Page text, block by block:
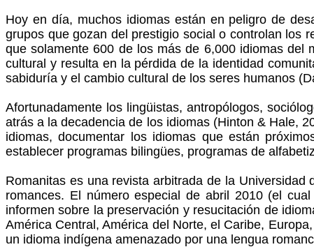
Hoy en día, muchos idiomas están en peligro de
grupos que gozan del prestigio social o controlan los
que solamente 600 de los más de 6,000 idiomas del
cultural y resulta en la pérdida de la identidad
sabiduría y el cambio cultural de los seres humanos
Afortunadamente los lingüistas, antropólogos,
atrás a la decadencia de los idiomas (Hinton & Hale,
idiomas, documentar los idiomas que están
establecer programas bilingües, programas de
Romanitas es una revista arbitrada de la
romances. El número especial de abril 2010 (el
informen sobre la preservación y resucitación de
América Central, América del Norte, el Caribe,
un idioma indígena amenazado por una lengua